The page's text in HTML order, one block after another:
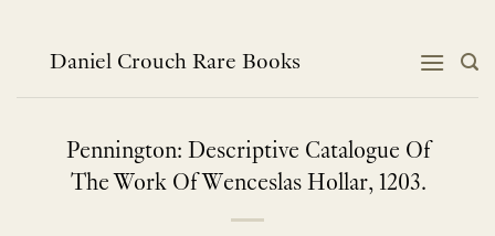
Daniel Crouch Rare Books
Pennington: Descriptive Catalogue Of
The Work Of Wenceslas Hollar, 1203.